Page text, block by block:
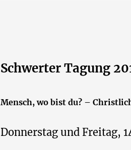
Schwerter Tagung
Mensch, wo bist du? –
Donnerstag und Freitag,